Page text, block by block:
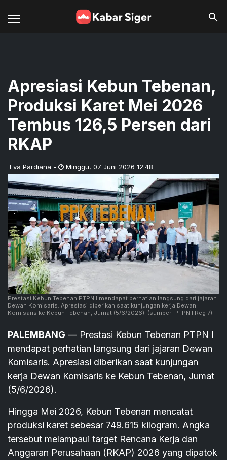
Apresiasi Kebun Tebenan,
Produksi Karet Mei 2026
Tembus 126,5 Persen dari
RKAP
Eva Pardiana - Minggu, 07 Juni 2026 12:48
Prestasi Kebun Tebenan PTPN I mendapat perhatian langsung dari jajaran
Dewan Komisaris. Apresiasi diberikan saat kunjungan kerja Dewan
Komisaris ke Kebun Tebenan, Jumat (5/6/2026). (sumber: PTPN I Reg 7)
PALEMBANG — Prestasi Kebun Tebenan PTPN I
mendapat perhatian langsung dari jajaran Dewan
Komisaris. Apresiasi diberikan saat kunjungan
kerja Dewan Komisaris ke Kebun Tebenan, Jumat
(5/6/2026).
Hingga Mei 2026, Kebun Tebenan mencatat
produksi karet sebesar 749.615 kilogram. Angka
tersebut melampaui target Rencana Kerja dan
Anggaran Perusahaan (RKAP) 2026 yang dipatok